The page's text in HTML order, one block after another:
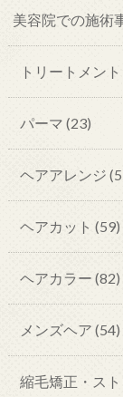
美容院での施術
トリートメント
パーマ (23)
ヘアアレンジ
ヘアカット (59)
ヘアカラー (82)
メンズヘア (54)
縮毛矯正・ス